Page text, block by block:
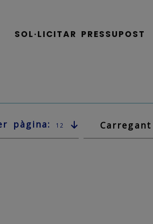
SOL·LICITAR PRESSUPOST
pàgina: 12